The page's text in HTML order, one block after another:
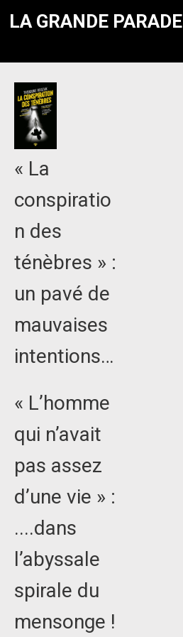
LA GRANDE PARADE
« La
conspiratio
n des
ténèbres » :
un pavé de
mauvaises
intentions…
« L’homme
qui n’avait
pas assez
d’une vie » :
....dans
l’abyssale
spirale du
mensonge !